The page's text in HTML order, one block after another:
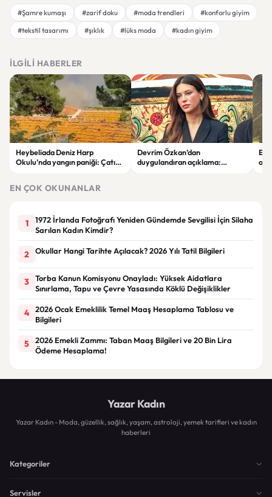
#Şamre kumaşı #zarif doku #moda trendleri
#konforlu giyim
#tekstil tasarımı
#şıklık #lüks moda #kadın giyim
İLGILI HABERLER
Heybeliada Deniz Harp
Okulu’nda yangın paniği: Çatıda
Devrim Özkan’dan
duygulandıran açıklama:
EN ÇOK OKUNANLAR
1
1972 İrlanda Fotoğrafı Yeniden Gündemde Sevgilisi İçin Silaha
Sarılan Kadın Kimdir?
2 Okullar Hangi Tarihte Açılacak? 2026 Yılı Tatil Bilgileri
3
Torba Kanun Komisyonu Onayladı: Yüksek Aidatlara
Sınırlama, Tapu ve Çevre Yasasında Köklü Değişiklikler
4
2026 Ocak Emeklilik Temel Maaş Hesaplama Tablosu ve
Bilgileri
5
2026 Emekli Zammı: Taban Maaş Bilgileri ve 20 Bin Lira
Ödeme Hesaplama!
Yazar Kadın
Yazar Kadın - Moda, güzellik, sağlık, yaşam, astroloji, yemek tarifleri ve kadın
haberleri
Kategoriler
Servisler